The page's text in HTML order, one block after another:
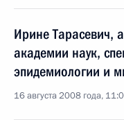
Ирине Тарасевич,
академии наук,
эпидемиологии и
16 августа 2008 года,